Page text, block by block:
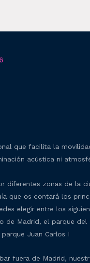
que facilita la
acústica ni
diferentes zonas de la
que os contará los
elegir entre los
de Madrid, el parque del
Juan Carlos I
fuera de Madrid,